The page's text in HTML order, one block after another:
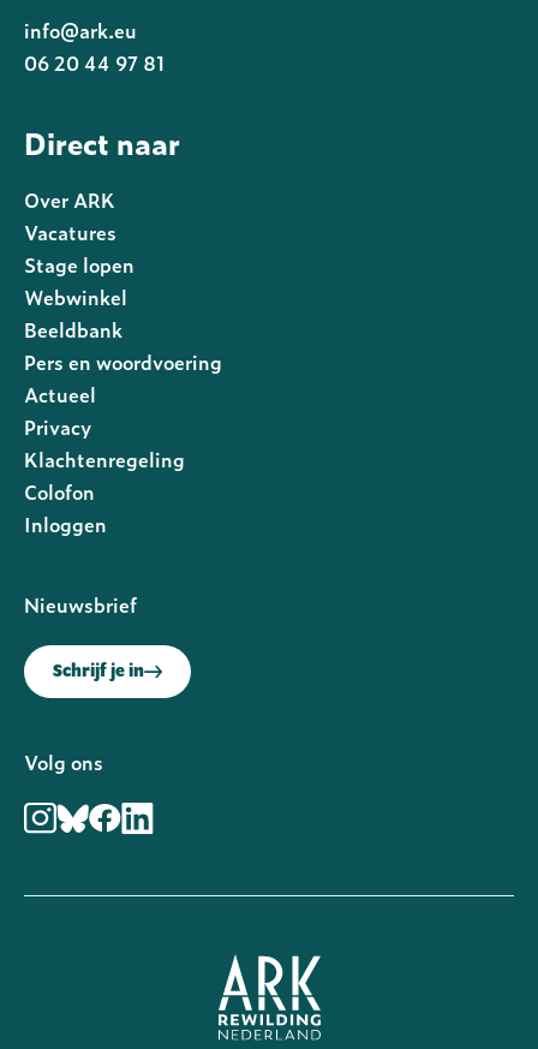
info@ark.eu
06 20 44 97 81
Direct naar
Over ARK
Vacatures
Stage lopen
Webwinkel
Beeldbank
Pers en woordvoering
Footer
rechts
Actueel
Privacy
Klachtenregeling
Colofon
Inloggen
Nieuwsbrief
Schrijf je in
Volg ons